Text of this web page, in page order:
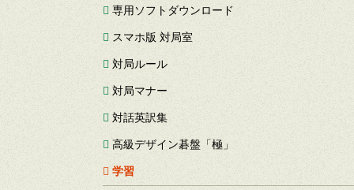
専用ソフトダウンロード
スマホ版 対局室
対局ルール
対局マナー
対話英訳集
高級デザイン碁盤「極」
学習